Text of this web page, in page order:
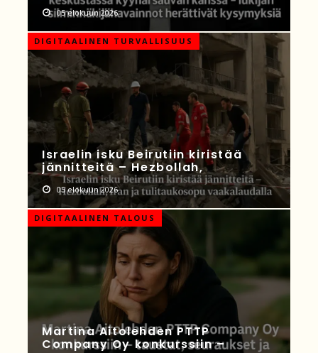
05 elokuun 2026
DIGITAALINEN TURVALLISUUS
Israelin isku Beirutiin kiristää
jännitteitä – Hezbollah,
05 elokuun 2026
DIGITAALINEN TALOUS
Martina Aitolehden PTTP
Company Oy konkurssiin –